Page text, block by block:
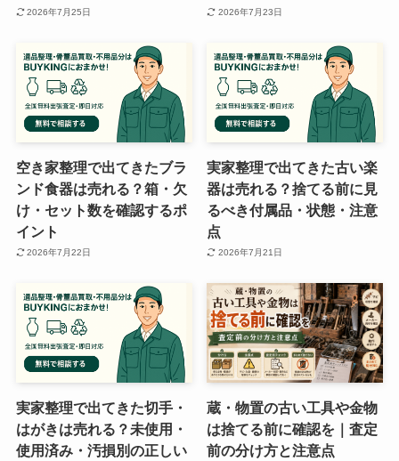
2026年7月25日 2026年7月23日
空き家整理で出てきたブラ
ンド食器は売れる？箱・欠
け・セット数を確認するポ
イント
2026年7月22日
実家整理で出てきた古い楽
器は売れる？捨てる前に見
るべき付属品・状態・注意
点
2026年7月21日
実家整理で出てきた切手・
はがきは売れる？未使用・
使用済み・汚損別の正しい
蔵・物置の古い工具や金物
は捨てる前に確認を｜査定
前の分け方と注意点